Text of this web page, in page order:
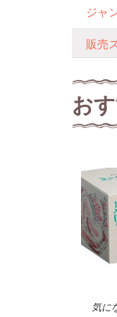
ジャ
販売
お
気に